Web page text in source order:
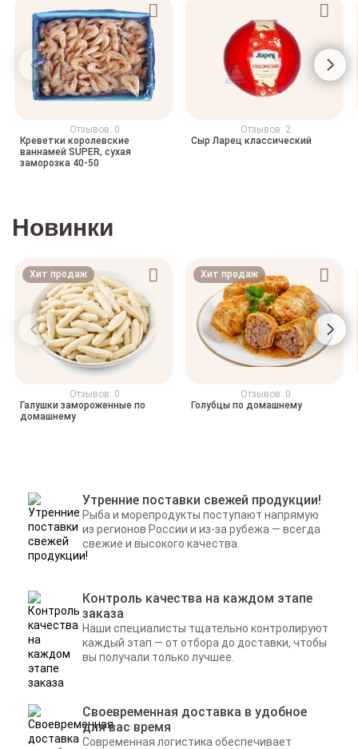
Отзывов: 0
Креветки королевские
ваннамей SUPER, сухая
заморозка 40-50
Отзывов: 2
Сыр Ларец классический
Новинки
Хит продаж
Отзывов: 0
Галушки замороженные по
домашнему
Хит продаж
Отзывов: 0
Голубцы по домашнему
Утренние поставки свежей продукции!
Рыба и морепродукты поступают напрямую
из регионов России и из-за рубежа — всегда
свежие и высокого качества.
Контроль качества на каждом этапе
заказа
Наши специалисты тщательно контролируют
каждый этап — от отбора до доставки, чтобы
вы получали только лучшее.
Своевременная доставка в удобное
для вас время
Современная логистика обеспечивает